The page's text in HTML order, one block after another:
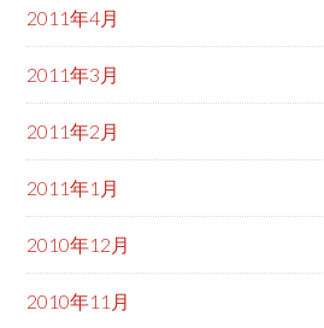
2011年4月
2011年3月
2011年2月
2011年1月
2010年12月
2010年11月